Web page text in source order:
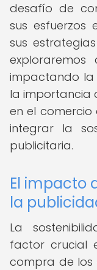
desafío de
sus esfuerzos
sus
impactando
la importancia
en el comercio
integrar la
publicitaria.
El impacto
la
La
factor crucial
compra de los